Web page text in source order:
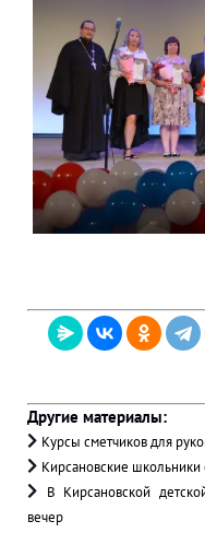
Другие материалы:
Курсы сметчиков для
Кирсановские
В Кирсановской
вечер